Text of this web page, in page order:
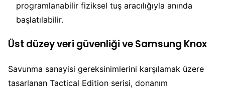
programlanabilir fiziksel tuş aracılığıyla anında
başlatılabilir.
Üst düzey veri güvenliği ve Samsung Knox
Savunma sanayisi gereksinimlerini karşılamak üzere
tasarlanan Tactical Edition serisi, donanım